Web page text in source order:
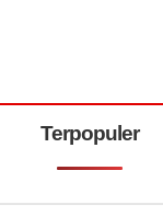
Terpopuler